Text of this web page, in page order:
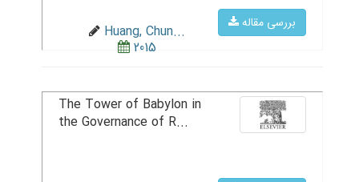
بررسی مقاله
Huang, Chun...
2015
The Tower of Babylon in
the Governance of R...